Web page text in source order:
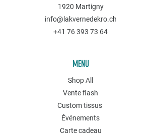
1920 Martigny
info@lakvernedekro.ch
+41 76 393 73 64
MENU
Shop All
Vente flash
Custom tissus
Événements
Carte cadeau